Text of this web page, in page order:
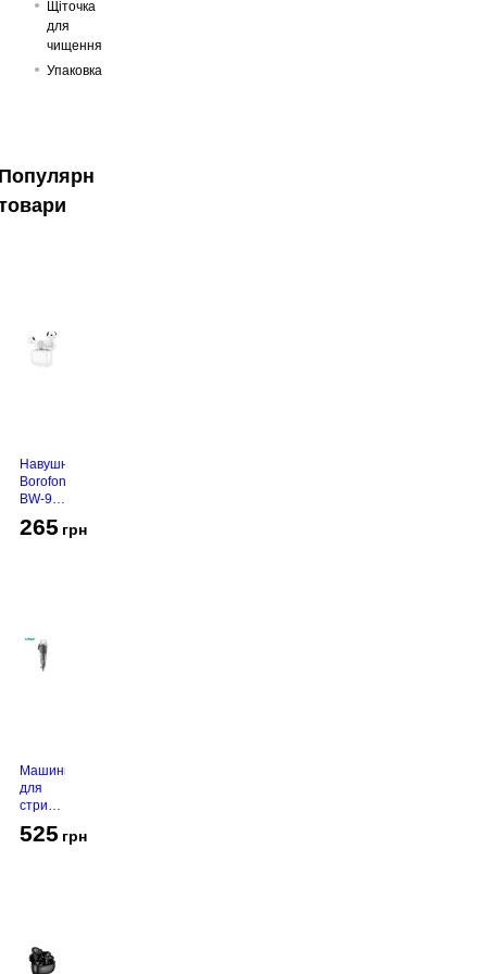
Щіточка
для
чищення
Упаковка
Навушники
Borofone
BW-94
265 грн
Машинка
для
стрижки
130
525 грн